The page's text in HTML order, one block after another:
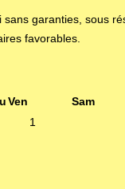
sans garanties, sous
favorables.
Ven Sam
1